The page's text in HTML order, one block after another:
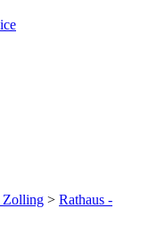
Zolling > Rathaus -